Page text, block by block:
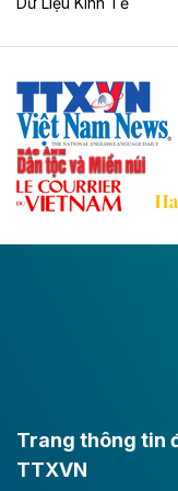
Thái Nguyên và
với hệ thống cửa
Theo
Đề xuất đầu
tốc CT.11 qua
Đông A dài
lực phát triển
Long Thành
Tổng công ty
Trang thông tin
TTXVN